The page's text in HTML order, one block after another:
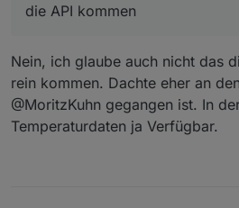
die API kommen
Nein, ich glaube auch nicht das
rein kommen. Dachte eher an
@MoritzKuhn gegangen ist. In
Temperaturdaten ja Verfügbar.